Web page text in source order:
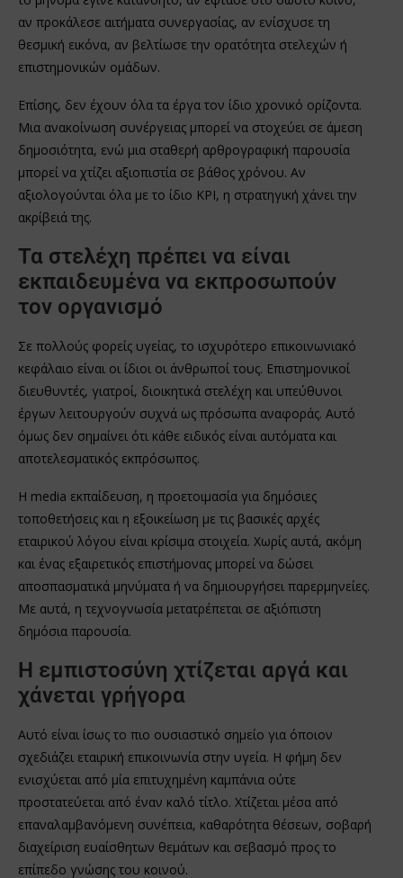
αν προκάλεσε αιτήματα συνεργασίας, αν ενίσχυσε τη
θεσμική εικόνα, αν βελτίωσε την ορατότητα στελεχών ή
επιστημονικών ομάδων.
Επίσης, δεν έχουν όλα τα έργα τον ίδιο χρονικό ορίζοντα.
Μια ανακοίνωση συνέργειας μπορεί να στοχεύει σε άμεση
δημοσιότητα, ενώ μια σταθερή αρθρογραφική παρουσία
μπορεί να χτίζει αξιοπιστία σε βάθος χρόνου. Αν
αξιολογούνται όλα με το ίδιο KPI, η στρατηγική χάνει την
ακρίβειά της.
Τα στελέχη πρέπει να είναι
εκπαιδευμένα να εκπροσωπούν
τον οργανισμό
Σε πολλούς φορείς υγείας, το ισχυρότερο επικοινωνιακό
κεφάλαιο είναι οι ίδιοι οι άνθρωποί τους. Επιστημονικοί
διευθυντές, γιατροί, διοικητικά στελέχη και υπεύθυνοι
έργων λειτουργούν συχνά ως πρόσωπα αναφοράς. Αυτό
όμως δεν σημαίνει ότι κάθε ειδικός είναι αυτόματα και
αποτελεσματικός εκπρόσωπος.
Η media εκπαίδευση, η προετοιμασία για δημόσιες
τοποθετήσεις και η εξοικείωση με τις βασικές αρχές
εταιρικού λόγου είναι κρίσιμα στοιχεία. Χωρίς αυτά, ακόμη
και ένας εξαιρετικός επιστήμονας μπορεί να δώσει
αποσπασματικά μηνύματα ή να δημιουργήσει παρερμηνείες.
Με αυτά, η τεχνογνωσία μετατρέπεται σε αξιόπιστη
δημόσια παρουσία.
Η εμπιστοσύνη χτίζεται αργά και
χάνεται γρήγορα
Αυτό είναι ίσως το πιο ουσιαστικό σημείο για όποιον
σχεδιάζει εταιρική επικοινωνία στην υγεία. Η φήμη δεν
ενισχύεται από μία επιτυχημένη καμπάνια ούτε
προστατεύεται από έναν καλό τίτλο. Χτίζεται μέσα από
επαναλαμβανόμενη συνέπεια, καθαρότητα θέσεων, σοβαρή
διαχείριση ευαίσθητων θεμάτων και σεβασμό προς το
επίπεδο γνώσης του κοινού.